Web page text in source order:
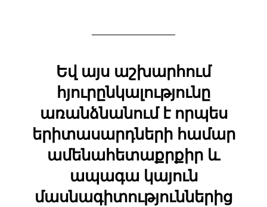
Եվ այս աշխարհում
հյուրընկալությունը
առանձնանում է որպես
երիտասարդների համար
ամենահետաքրքիր և
ապագա կայուն
մասնագիտություններից